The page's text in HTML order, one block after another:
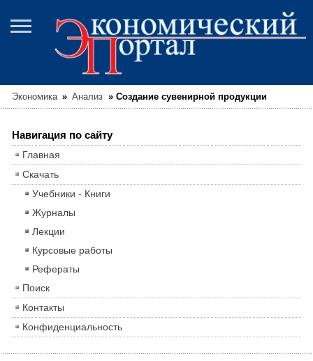
Экономика » Анализ » Создание сувенирной продукции
Навигация по сайту
Главная
Скачать
Учебники - Книги
Журналы
Лекции
Курсовые работы
Рефераты
Поиск
Контакты
Конфиденциальность